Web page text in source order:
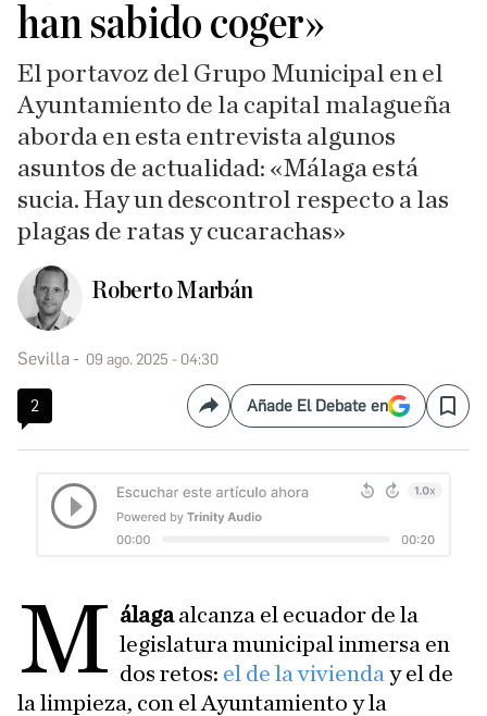
han sabido coger»
El portavoz del Grupo Municipal en el
Ayuntamiento de la capital malagueña
aborda en esta entrevista algunos
asuntos de actualidad: «Málaga está
sucia. Hay un descontrol respecto a las
plagas de ratas y cucarachas»
Roberto Marbán
Sevilla 09 ago. 2025 - 04:30
2 CompartirAñade El Debate en Save
M álagaalcanza el ecuador de la
legislatura municipal inmersa en
dos retos: el de la vivienda y el de
la limpieza, con el Ayuntamiento y la